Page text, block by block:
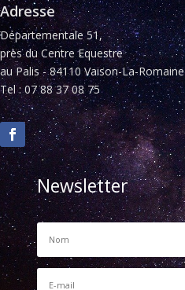
Adresse
Départementale 51,
près du Centre Equestre
au Palis - 84110 Vaison-La-Romaine
Tel : 07 88 37 08 75
Newsletter